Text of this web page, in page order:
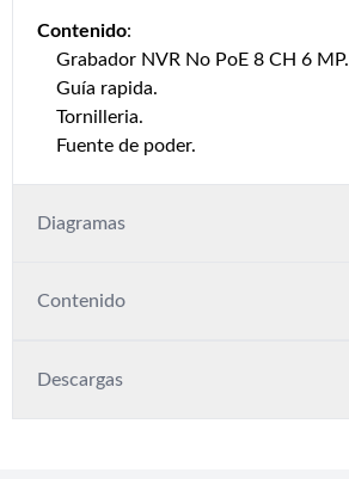
Contenido:
Grabador NVR No PoE 8 CH 6 MP.
Guía rapida.
Tornilleria.
Fuente de poder.
Diagramas
Contenido
Descargas